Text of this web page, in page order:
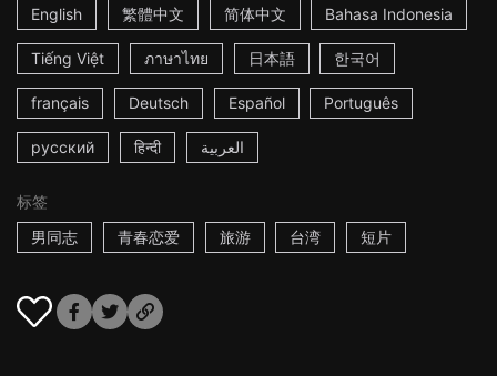
English
繁體中文 简体中文 Bahasa Indonesia
Tiếng Việt ภาษาไทย 日本語 한국어
français Deutsch Español Português
русский हिन्दी العربية
标签
男同志
青春恋爱 旅游 台湾 短片